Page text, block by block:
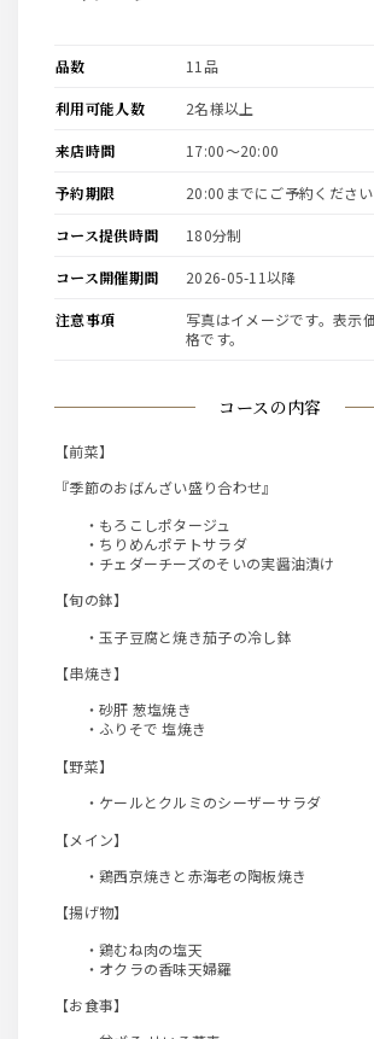
コースの内容
【前菜】
『季節のおばんざい盛り合わせ』
・もろこしポタージュ
・ちりめんポテトサラダ
・チェダーチーズのそいの実醤油漬け
【旬の鉢】
・玉子豆腐と焼き茄子の冷し鉢
【串焼き】
・砂肝 葱塩焼き
・ふりそで 塩焼き
【野菜】
・ケールとクルミのシーザーサラダ
【メイン】
・鶏西京焼きと赤海老の陶板焼き
【揚げ物】
・鶏むね肉の塩天
・オクラの香味天婦羅
【お食事】
品数 11品
利用可能人数 2名様以上
来店時間 17:00〜20:00
予約期限 20:00までにご予約ください
コース提供時間 180分制
コース開催期間 2026-05-11以降
注意事項
写真はイメージです。表示価格は全て税込価
格です。